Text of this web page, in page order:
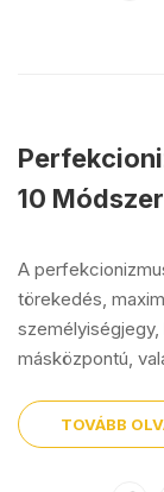
10
A
törekedés,
személyiségjegy,
másközpontú,
TOVÁBB